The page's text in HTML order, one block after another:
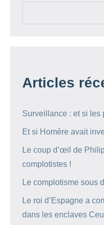
Articles
Surveillance : et si les
Et si Homère avait
Le coup d’œil de
complotistes !
Le complotisme sous
Le roi d’Espagne a
dans les enclaves